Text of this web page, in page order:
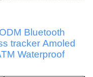
Bluetooth
tracker Amoled
Waterproof